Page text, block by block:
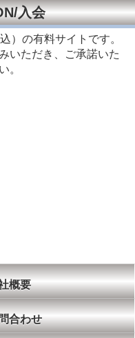
入会
）の有料サイトです。
いただき、ご承諾いた
。
概要
合わせ